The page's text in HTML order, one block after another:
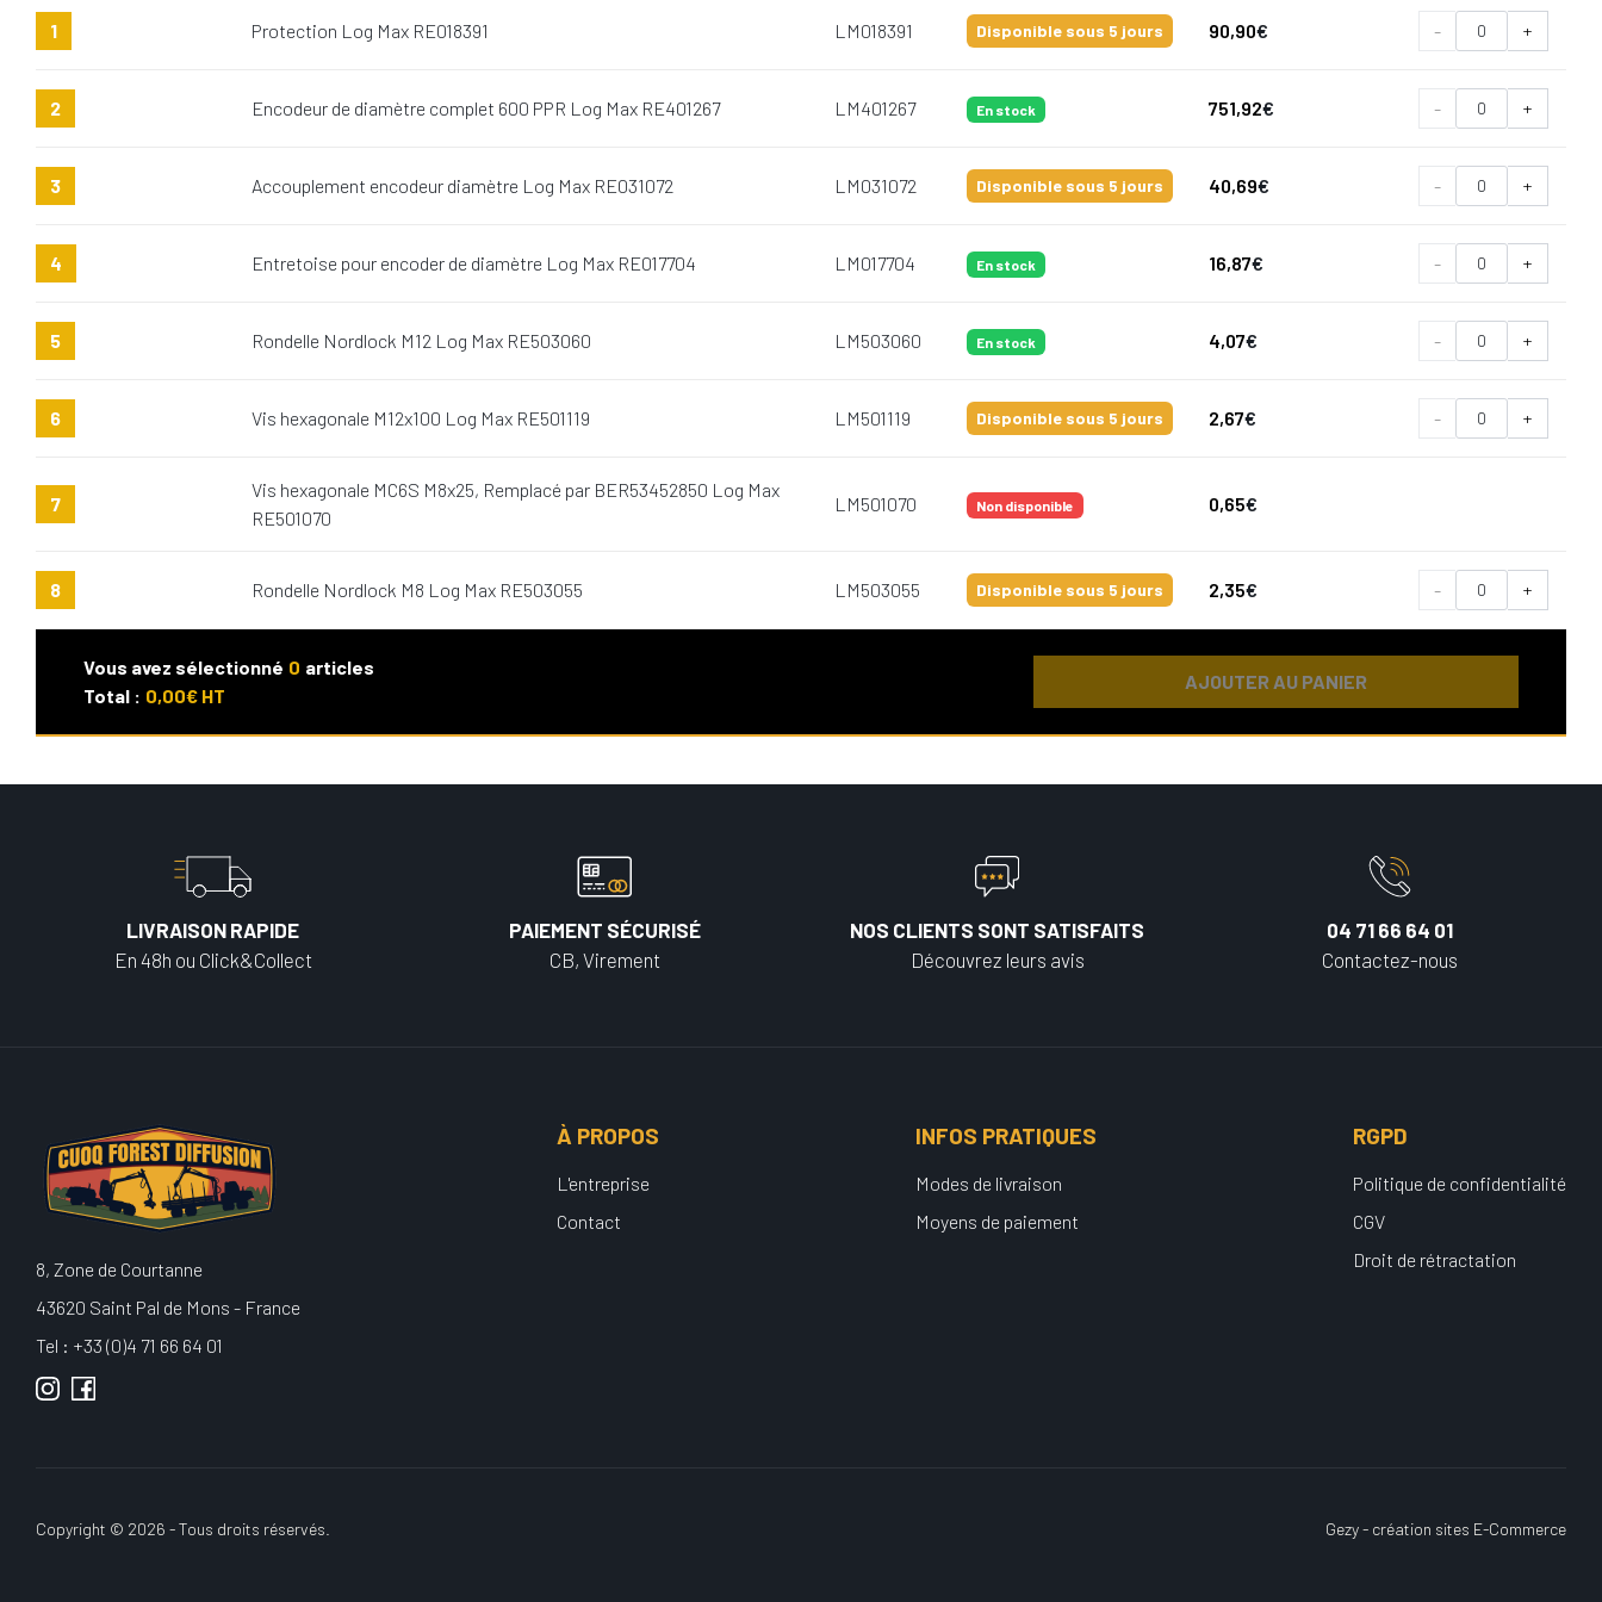
1 Protection Log Max RE018391 LM018391 Disponible sous 5 jours 90,90€ - +
2 Encodeur de diamètre complet 600 PPR Log Max RE401267 LM401267 En stock 751,92€ - +
3 Accouplement encodeur diamètre Log Max RE031072 LM031072 Disponible sous 5 jours 40,69€ - +
4 Entretoise pour encoder de diamètre Log Max RE017704 LM017704 En stock 16,87€ - +
5 Rondelle Nordlock M12 Log Max RE503060 LM503060 En stock 4,07€ - +
6 Vis hexagonale M12x100 Log Max RE501119 LM501119 Disponible sous 5 jours 2,67€ - +
7
Vis hexagonale MC6S M8x25, Remplacé par BER53452850 Log Max
RE501070
LM501070 Non disponible 0,65€
8 Rondelle Nordlock M8 Log Max RE503055 LM503055 Disponible sous 5 jours 2,35€ - +
Vous avez sélectionné 0 articles
Total : 0,00€ HT
AJOUTER AU PANIER
LIVRAISON RAPIDE
En 48h ou Click&Collect
PAIEMENT SÉCURISÉ
CB, Virement
NOS CLIENTS SONT SATISFAITS
Découvrez leurs avis
04 71 66 64 01
Contactez-nous
8, Zone de Courtanne
43620 Saint Pal de Mons - France
Tel : +33 (0)4 71 66 64 01
À PROPOS
L'entreprise
Contact
INFOS PRATIQUES
Modes de livraison
Moyens de paiement
RGPD
Politique de confidentialité
CGV
Droit de rétractation
Copyright © 2026 - Tous droits réservés. Gezy - création sites E-Commerce